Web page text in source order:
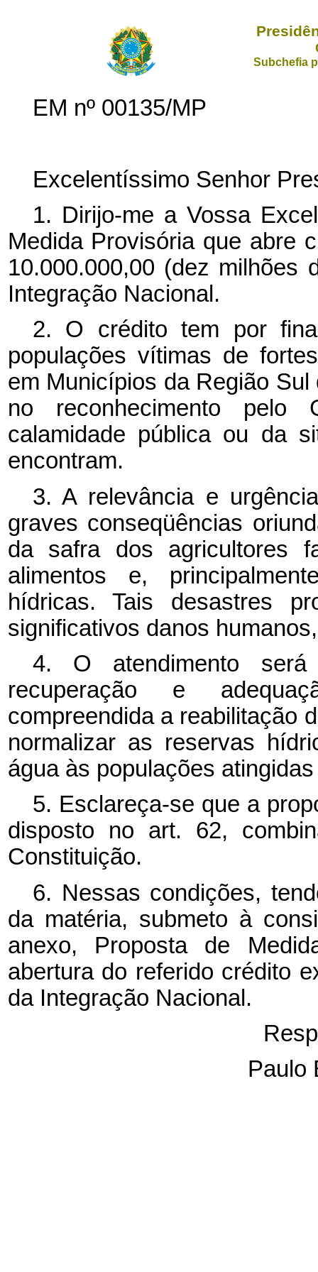
Subchefia
EM nº 00135/MP
Excelentíssimo Senhor
1. Dirijo-me a Vossa
Medida Provisória que abre
10.000.000,00 (dez milhões
Integração Nacional.
2. O crédito tem por
populações vítimas de
em Municípios da Região
no reconhecimento pelo
calamidade pública ou da
encontram.
3. A relevância e
graves conseqüências
da safra dos agricultores
alimentos e,
hídricas. Tais desastres
significativos danos
4. O atendimento será
recuperação e
compreendida a reabilitação
normalizar as reservas
água às populações
5. Esclareça-se que a
disposto no art. 62,
Constituição.
6. Nessas condições,
da matéria, submeto à
anexo, Proposta de
abertura do referido crédito
da Integração Nacional.
Paulo